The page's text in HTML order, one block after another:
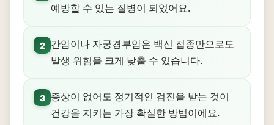
예방할 수 있는 질병이 되었어요.
2
간암이나 자궁경부암은 백신 접종만으로도
발생 위험을 크게 낮출 수 있습니다.
3
증상이 없어도 정기적인 검진을 받는 것이
건강을 지키는 가장 확실한 방법이에요.